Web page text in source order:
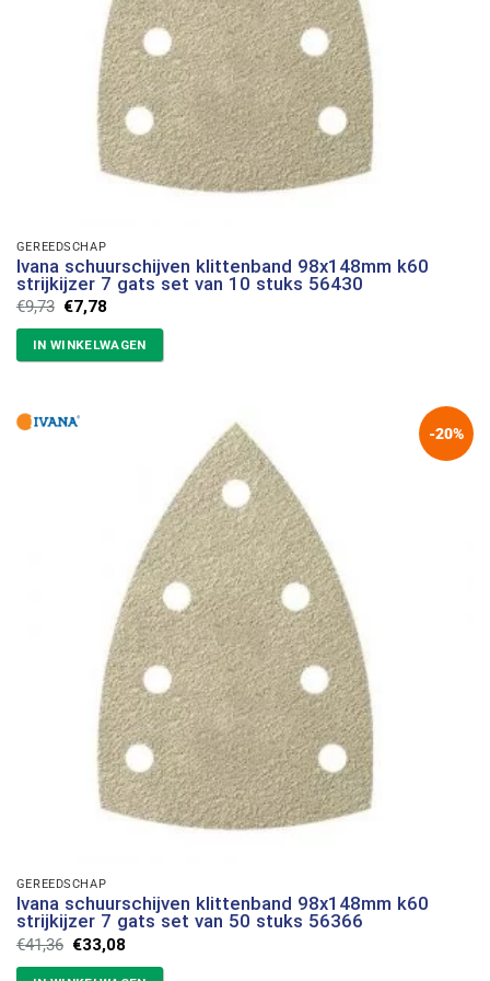
GEREEDSCHAP
Ivana schuurschijven klittenband 98x148mm k60
strijkijzer 7 gats set van 10 stuks 56430
€9,73 Oorspronkelijke
was:
€9,73.
€7,78Huidige
is:
€7,78.
IN WINKELWAGEN
-20%
GEREEDSCHAP
Ivana schuurschijven klittenband 98x148mm k60
strijkijzer 7 gats set van 50 stuks 56366
€41,36 Oorspronkelijke
prijs
was:
€33,08Huidige
is: